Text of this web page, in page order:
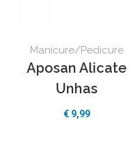
Manicure/Pedicure
Aposan Alicate
Unhas
€ 9,99